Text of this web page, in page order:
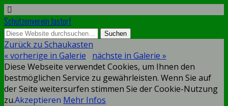
Schützenverein Jastorf
Zurück zu Schaukasten
« vorherige in Galerie
nächste in Galerie »
Diese Webseite verwendet Cookies, um Ihnen den
bestmöglichen Service zu gewährleisten. Wenn Sie auf
der Seite weitersurfen stimmen Sie der Cookie-Nutzung
zu.Akzeptieren Mehr Infos